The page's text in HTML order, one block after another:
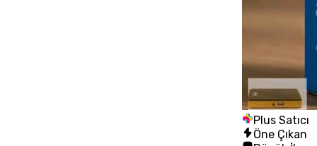
Plus Satıcı
Öne Çıkan